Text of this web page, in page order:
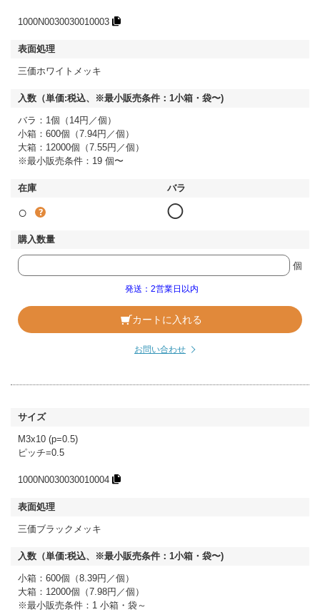
1000N0030030010003
三価ホワイトメッキ
バラ：1個（14円／個）
小箱：600個（7.94円／個）
大箱：12000個（7.55円／個）
※最小販売条件：19 個〜
○ ◯
個
発送：2営業日以内
カートに入れる
お問い合わせ
M3x10 (p=0.5)
ピッチ=0.5
1000N0030030010004
三価ブラックメッキ
小箱：600個（8.39円／個）
大箱：12000個（7.98円／個）
※最小販売条件：1 小箱・袋～